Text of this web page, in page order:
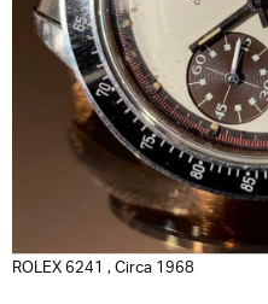
ROLEX 6241 , Circa 1968